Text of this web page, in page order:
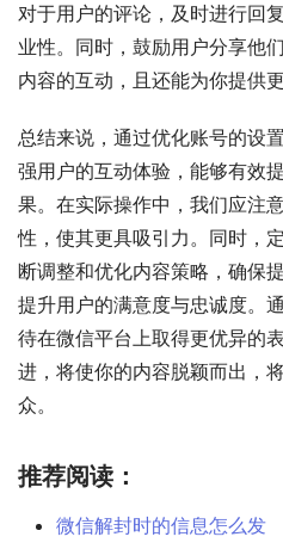
对于用户的评论，及时进行回
业性。同时，鼓励用户分享他
内容的互动，且还能为你提供
总结来说，通过优化账号的设
强用户的互动体验，能够有效
果。在实际操作中，我们应注
性，使其更具吸引力。同时，
断调整和优化内容策略，确保
提升用户的满意度与忠诚度。
待在微信平台上取得更优异的
进，将使你的内容脱颖而出，
众。
推荐阅读：
微信解封时的信息怎么发